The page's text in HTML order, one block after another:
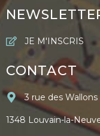
JE M'INSCRIS
CONTACT
3 rue des Wallons
1348 Louvain-la-